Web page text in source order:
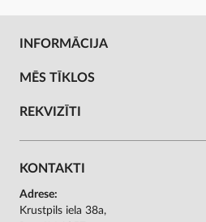
INFORMĀCIJA
MĒS TĪKLOS
REKVIZĪTI
KONTAKTI
Adrese:
Krustpils iela 38a,